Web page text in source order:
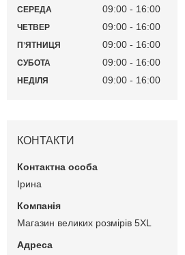
СЕРЕДА 09:00 16:00
ЧЕТВЕР 09:00 16:00
ПʼЯТНИЦЯ 09:00 16:00
СУБОТА 09:00 16:00
НЕДІЛЯ 09:00 16:00
КОНТАКТИ
Ірина
Магазин великих розмірів 5XL